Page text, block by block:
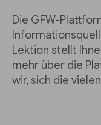
Die GFW-
Lektion stellt
mehr über die
wir, sich die